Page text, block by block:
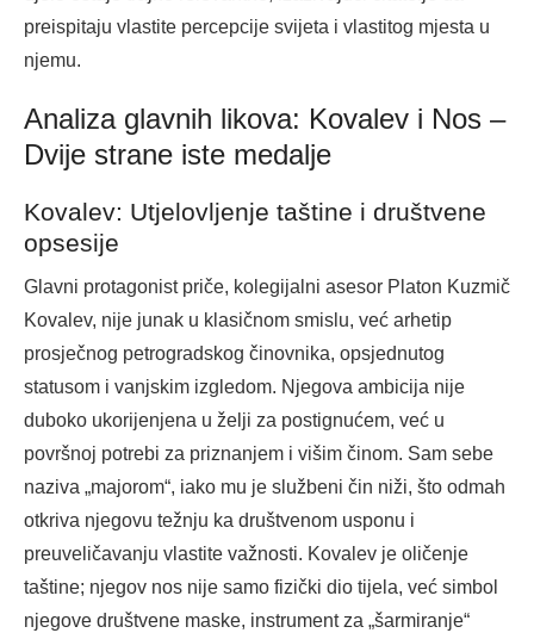
preispitaju vlastite percepcije svijeta i vlastitog mjesta u
njemu.
Analiza glavnih likova: Kovalev i Nos –
Dvije strane iste medalje
Kovalev: Utjelovljenje taštine i društvene
opsesije
Glavni protagonist priče, kolegijalni asesor Platon Kuzmič
Kovalev, nije junak u klasičnom smislu, već arhetip
prosječnog petrogradskog činovnika, opsjednutog
statusom i vanjskim izgledom. Njegova ambicija nije
duboko ukorijenjena u želji za postignućem, već u
površnoj potrebi za priznanjem i višim činom. Sam sebe
naziva „majorom“, iako mu je službeni čin niži, što odmah
otkriva njegovu težnju ka društvenom usponu i
preuveličavanju vlastite važnosti. Kovalev je oličenje
taštine; njegov nos nije samo fizički dio tijela, već simbol
njegove društvene maske, instrument za „šarmiranje“